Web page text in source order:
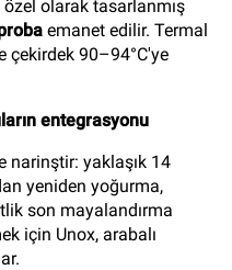
olarak tasarlanmış
emanet edilir. Termal
çekirdek 90–94°C'ye
entegrasyonu
narinştir: yaklaşık 14
yeniden yoğurma,
son mayalandırma
için Unox, arabalı